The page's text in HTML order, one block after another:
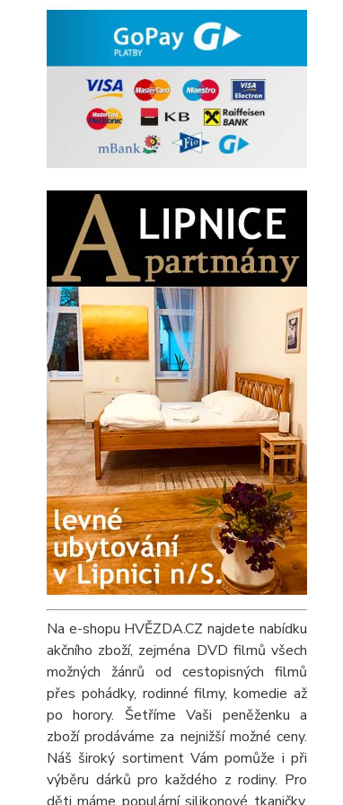
Na e-shopu HVĚZDA.CZ najdete nabídku
akčního zboží, zejména DVD filmů všech
možných žánrů od cestopisných filmů
přes pohádky, rodinné filmy, komedie až
po horory. Šetříme Vaši peněženku a
zboží prodáváme za nejnižší možné ceny.
Náš široký sortiment Vám pomůže i při
výběru dárků pro každého z rodiny. Pro